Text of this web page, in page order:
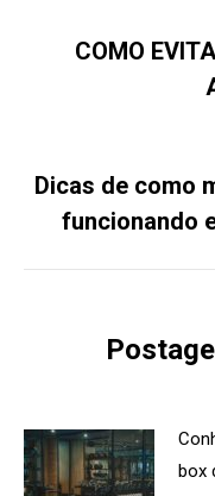
COMO
Dicas de como
funcionando
box